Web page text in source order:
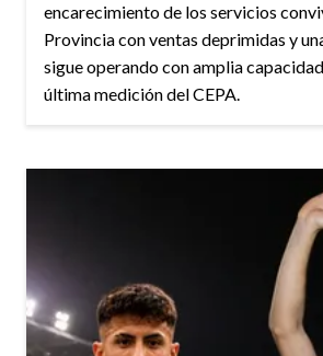
encarecimiento de los servicios
Provincia con ventas deprimidas y
sigue operando con amplia
última medición del CEPA.